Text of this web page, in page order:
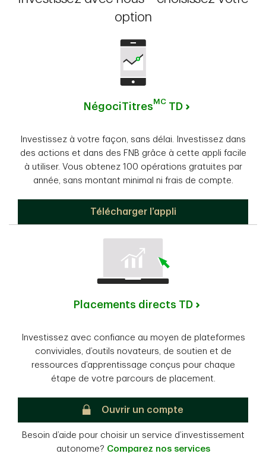
option
NégociTitres MC TD
Investissez à votre façon, sans délai. Investissez dans
des actions et dans des FNB grâce à cette appli facile
à utiliser. Vous obtenez 100 opérations gratuites par
année, sans montant minimal ni frais de compte.
NégociTitres TD
Télécharger l’appli
Placements directs TD
Investissez avec confiance au moyen de plateformes
conviviales, d’outils novateurs, de soutien et de
ressources d’apprentissage conçus pour chaque
étape de votre parcours de placement.
Placements directs TD
Ouvrir un compte
Besoin d’aide pour choisir un service d’investissement
autonome? Comparez nos services